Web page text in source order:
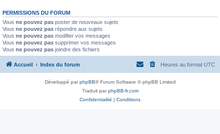
PERMISSIONS DU FORUM
Vous ne pouvez pas poster de nouveaux sujets
Vous ne pouvez pas répondre aux sujets
Vous ne pouvez pas modifier vos messages
Vous ne pouvez pas supprimer vos messages
Vous ne pouvez pas joindre des fichiers
Accueil Index du forum Heures au format UTC
Développé parphpBB® Forum Software © phpBB Limited
Traduit parphpBB-fr.com
Confidentialité | Conditions